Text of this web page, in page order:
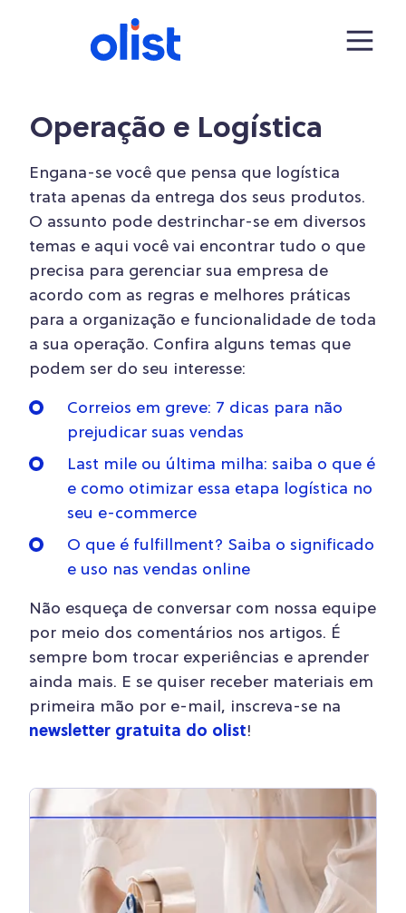
Operação e Logística
Engana-se você que pensa que logística
trata apenas da entrega dos seus produtos.
O assunto pode destrinchar-se em diversos
temas e aqui você vai encontrar tudo o que
precisa para gerenciar sua empresa de
acordo com as regras e melhores práticas
para a organização e funcionalidade de toda
a sua operação. Confira alguns temas que
podem ser do seu interesse:
Correios em greve: 7 dicas para não
prejudicar suas vendas
Last mile ou última milha: saiba o que é
e como otimizar essa etapa logística no
seu e-commerce
O que é fulfillment? Saiba o significado
e uso nas vendas online
Não esqueça de conversar com nossa equipe
por meio dos comentários nos artigos. É
sempre bom trocar experiências e aprender
ainda mais. E se quiser receber materiais em
primeira mão por e-mail, inscreva-se na
newsletter gratuita do olist!